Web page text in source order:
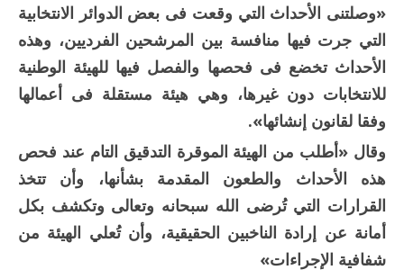
«وصلتنى الأحداث التي وقعت فى بعض الدوائر الانتخابية
التي جرت فيها منافسة بين المرشحين الفرديين، وهذه
الأحداث تخضع فى فحصها والفصل فيها للهيئة الوطنية
للانتخابات دون غيرها، وهي هيئة مستقلة فى أعمالها
وفقا لقانون إنشائها».
وقال «أطلب من الهيئة الموقرة التدقيق التام عند فحص
هذه الأحداث والطعون المقدمة بشأنها، وأن تتخذ
القرارات التي تُرضى الله سبحانه وتعالى وتكشف بكل
أمانة عن إرادة الناخبين الحقيقية، وأن تُعلي الهيئة من
شفافية الإجراءات»